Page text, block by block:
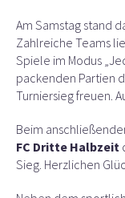
Am Samstag stand
Zahlreiche Teams
Spiele im Modus
packenden Partien
Turniersieg freuen.
Beim
FC Dritte Halbzeit
Sieg. Herzlichen